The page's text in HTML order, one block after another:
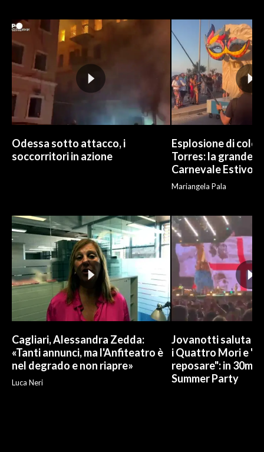
INFO AZIENDE
ABBONATI
ANNUNCI
NECROLOGI
PUBBLICITÀ
SPIAGGE
Odessa sotto attacco, i
soccorritori in azione
Esplosione di
Torres: la grande
Carnevale Estivo
Mariangela Pala
Cagliari, Alessandra Zedda:
«Tanti annunci, ma l'Anfiteatro è
nel degrado e non riapre»
Luca Neri
Jovanotti saluta la
i Quattro Mori e
reposare": in
Summer Party